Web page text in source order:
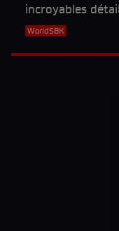
incroyables
Yamaha R1 2026 !
WorldSBK